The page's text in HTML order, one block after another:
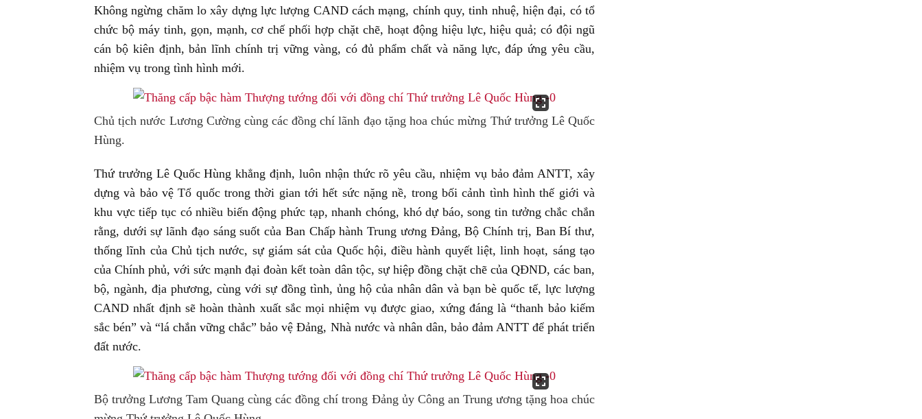
Không ngừng chăm lo xây dựng lực lượng CAND cách mạng, chính quy, tinh nhuệ, hiện đại, có tổ
chức bộ máy tinh, gọn, mạnh, cơ chế phối hợp chặt chẽ, hoạt động hiệu lực, hiệu quả; có đội ngũ
cán bộ kiên định, bản lĩnh chính trị vững vàng, có đủ phẩm chất và năng lực, đáp ứng yêu cầu,
nhiệm vụ trong tình hình mới.
Chủ tịch nước Lương Cường cùng các đồng chí lãnh đạo tặng hoa chúc mừng Thứ trưởng Lê Quốc
Hùng.
Thứ trưởng Lê Quốc Hùng khẳng định, luôn nhận thức rõ yêu cầu, nhiệm vụ bảo đảm ANTT, xây
dựng và bảo vệ Tổ quốc trong thời gian tới hết sức nặng nề, trong bối cảnh tình hình thế giới và
khu vực tiếp tục có nhiều biến động phức tạp, nhanh chóng, khó dự báo, song tin tưởng chắc chắn
rằng, dưới sự lãnh đạo sáng suốt của Ban Chấp hành Trung ương Đảng, Bộ Chính trị, Ban Bí thư,
thống lĩnh của Chủ tịch nước, sự giám sát của Quốc hội, điều hành quyết liệt, linh hoạt, sáng tạo
của Chính phủ, với sức mạnh đại đoàn kết toàn dân tộc, sự hiệp đồng chặt chẽ của QĐND, các ban,
bộ, ngành, địa phương, cùng với sự đồng tình, ủng hộ của nhân dân và bạn bè quốc tế, lực lượng
CAND nhất định sẽ hoàn thành xuất sắc mọi nhiệm vụ được giao, xứng đáng là “thanh bảo kiếm
sắc bén” và “lá chắn vững chắc” bảo vệ Đảng, Nhà nước và nhân dân, bảo đảm ANTT để phát triển
đất nước.
Bộ trưởng Lương Tam Quang cùng các đồng chí trong Đảng ủy Công an Trung ương tặng hoa chúc